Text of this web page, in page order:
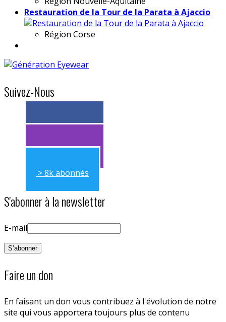
Restauration de la Tour de la Parata à Ajaccio
Région Corse
Suivez-Nous
> 11k abonnés
> 11k abonnés
> 8k abonnés
S'abonner à la newsletter
E-mail
Faire un don
En faisant un don vous contribuez à l'évolution de notre
site qui vous apportera toujours plus de contenu